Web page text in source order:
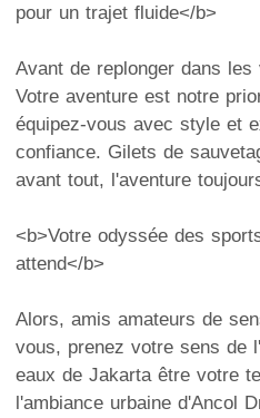
pour un trajet fluide</b>
Avant de replonger dans
Votre aventure est notre
équipez-vous avec style et
confiance. Gilets de
avant tout, l'aventure
<b>Votre odyssée des
attend</b>
Alors, amis amateurs de
vous, prenez votre sens de
eaux de Jakarta être votre
l'ambiance urbaine d'Ancol